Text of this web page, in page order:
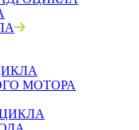
МОТОРА